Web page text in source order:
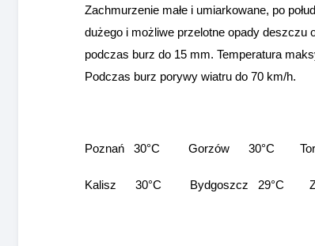
Zachmurzenie małe i umiarkowane, po
dużego i możliwe przelotne opady deszczu
podczas burz do 15 mm. Temperatura
Podczas burz porywy wiatru do 70 km/h.
Poznań 30°C Gorzów 30°C
Kalisz 30°C Bydgoszcz 29°C